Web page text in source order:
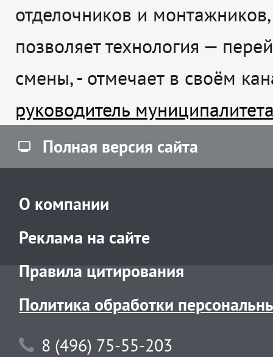
отделочников и
позволяет технология —
смены, - отмечает в своём
руководитель
Полная версия сайта
О компании
Реклама на сайте
Правила цитирования
Политика обработки
8 (496) 75-55-203